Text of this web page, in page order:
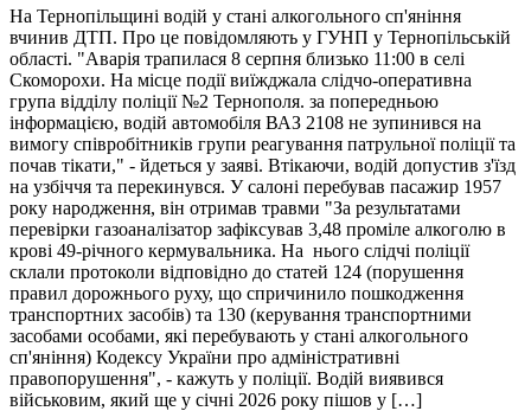
На Тернопільщині водій у стані алкогольного сп'яніння
вчинив ДТП. Про це повідомляють у ГУНП у Тернопільській
області. "Аварія трапилася 8 серпня близько 11:00 в селі
Скоморохи. На місце події виїжджала слідчо-оперативна
група відділу поліції №2 Тернополя. за попередньою
інформацією, водій автомобіля ВАЗ 2108 не зупинився на
вимогу співробітників групи реагування патрульної поліції та
почав тікати," - йдеться у заяві. Втікаючи, водій допустив з'їзд
на узбіччя та перекинувся. У салоні перебував пасажир 1957
року народження, він отримав травми "За результатами
перевірки газоаналізатор зафіксував 3,48 проміле алкоголю в
крові 49-річного кермувальника. На нього слідчі поліції
склали протоколи відповідно до статей 124 (порушення
правил дорожнього руху, що спричинило пошкодження
транспортних засобів) та 130 (керування транспортними
засобами особами, які перебувають у стані алкогольного
сп'яніння) Кодексу України про адміністративні
правопорушення", - кажуть у поліції. Водій виявився
військовим, який ще у січні 2026 року пішов у […]